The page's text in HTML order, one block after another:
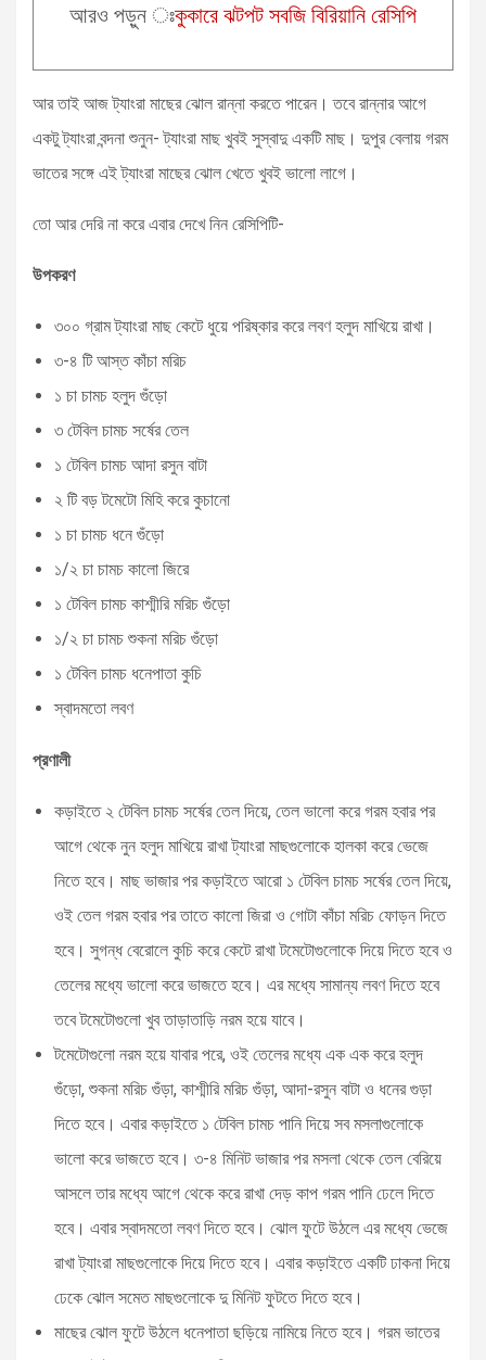
আরও পড়ুন ঃকুকারে ঝটপট সবজি বিরিয়ানি রেসিপি
আর তাই আজ ট্যাংরা মাছের ঝোল রান্না করতে পারেন। তবে রান্নার আগে
একটু ট্যাংরা বন্দনা শুনুন- ট্যাংরা মাছ খুবই সুস্বাদু একটি মাছ। দুপুর বেলায় গরম
ভাতের সঙ্গে এই ট্যাংরা মাছের ঝোল খেতে খুবই ভালো লাগে।
তো আর দেরি না করে এবার দেখে নিন রেসিপিটি-
উপকরণ
৩০০ গ্রাম ট্যাংরা মাছ কেটে ধুয়ে পরিষ্কার করে লবণ হলুদ মাখিয়ে রাখা।
৩-৪ টি আস্ত কাঁচা মরিচ
১ চা চামচ হলুদ গুঁড়ো
৩ টেবিল চামচ সর্ষের তেল
১ টেবিল চামচ আদা রসুন বাটা
২ টি বড় টমেটো মিহি করে কুচানো
১ চা চামচ ধনে গুঁড়ো
১/২ চা চামচ কালো জিরে
১ টেবিল চামচ কাশ্মীরি মরিচ গুঁড়ো
১/২ চা চামচ শুকনা মরিচ গুঁড়ো
১ টেবিল চামচ ধনেপাতা কুচি
স্বাদমতো লবণ
প্রণালী
কড়াইতে ২ টেবিল চামচ সর্ষের তেল দিয়ে, তেল ভালো করে গরম হবার পর
আগে থেকে নুন হলুদ মাখিয়ে রাখা ট্যাংরা মাছগুলোকে হালকা করে ভেজে
নিতে হবে। মাছ ভাজার পর কড়াইতে আরো ১ টেবিল চামচ সর্ষের তেল দিয়ে,
ওই তেল গরম হবার পর তাতে কালো জিরা ও গোটা কাঁচা মরিচ ফোড়ন দিতে
হবে। সুগন্ধ বেরোলে কুচি করে কেটে রাখা টমেটোগুলোকে দিয়ে দিতে হবে ও
তেলের মধ্যে ভালো করে ভাজতে হবে। এর মধ্যে সামান্য লবণ দিতে হবে
তবে টমেটোগুলো খুব তাড়াতাড়ি নরম হয়ে যাবে।
টমেটোগুলো নরম হয়ে যাবার পরে, ওই তেলের মধ্যে এক এক করে হলুদ
গুঁড়ো, শুকনা মরিচ গুঁড়া, কাশ্মীরি মরিচ গুঁড়া, আদা-রসুন বাটা ও ধনের গুড়া
দিতে হবে। এবার কড়াইতে ১ টেবিল চামচ পানি দিয়ে সব মসলাগুলোকে
ভালো করে ভাজতে হবে। ৩-৪ মিনিট ভাজার পর মসলা থেকে তেল বেরিয়ে
আসলে তার মধ্যে আগে থেকে করে রাখা দেড় কাপ গরম পানি ঢেলে দিতে
হবে। এবার স্বাদমতো লবণ দিতে হবে। ঝোল ফুটে উঠলে এর মধ্যে ভেজে
রাখা ট্যাংরা মাছগুলোকে দিয়ে দিতে হবে। এবার কড়াইতে একটি ঢাকনা দিয়ে
ঢেকে ঝোল সমেত মাছগুলোকে দু মিনিট ফুটতে দিতে হবে।
মাছের ঝোল ফুটে উঠলে ধনেপাতা ছড়িয়ে নামিয়ে নিতে হবে। গরম ভাতের